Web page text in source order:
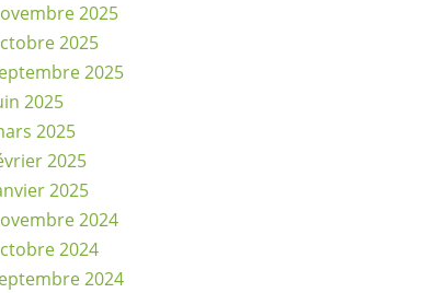
2025
2025
2025
2025
2025
2025
2025
2024
2024
2024